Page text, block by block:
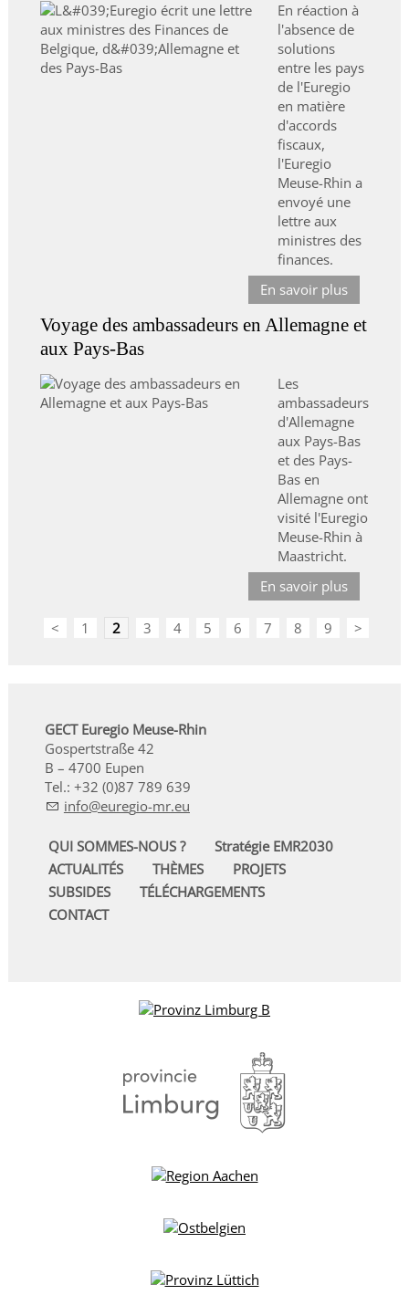
En réaction à
l'absence de
solutions
entre les pays
de l'Euregio
en matière
d'accords
fiscaux,
l'Euregio
Meuse-Rhin a
envoyé une
lettre aux
ministres des
finances.
En savoir plus
Voyage des ambassadeurs en Allemagne et
aux Pays-Bas
Les
ambassadeurs
d'Allemagne
aux Pays-Bas
et des Pays-
Bas en
Allemagne ont
visité l'Euregio
Meuse-Rhin à
Maastricht.
En savoir plus
< 1 2 3 4 5 6 7 8 9 >
GECT Euregio Meuse-Rhin
Gospertstraße 42
B – 4700 Eupen
Tel.: +32 (0)87 789 639
nf
r g -mr
QUI SOMMES-NOUS ?
Stratégie EMR2030
ACTUALITÉS
THÈMES
PROJETS
SUBSIDES
TÉLÉCHARGEMENTS
CONTACT